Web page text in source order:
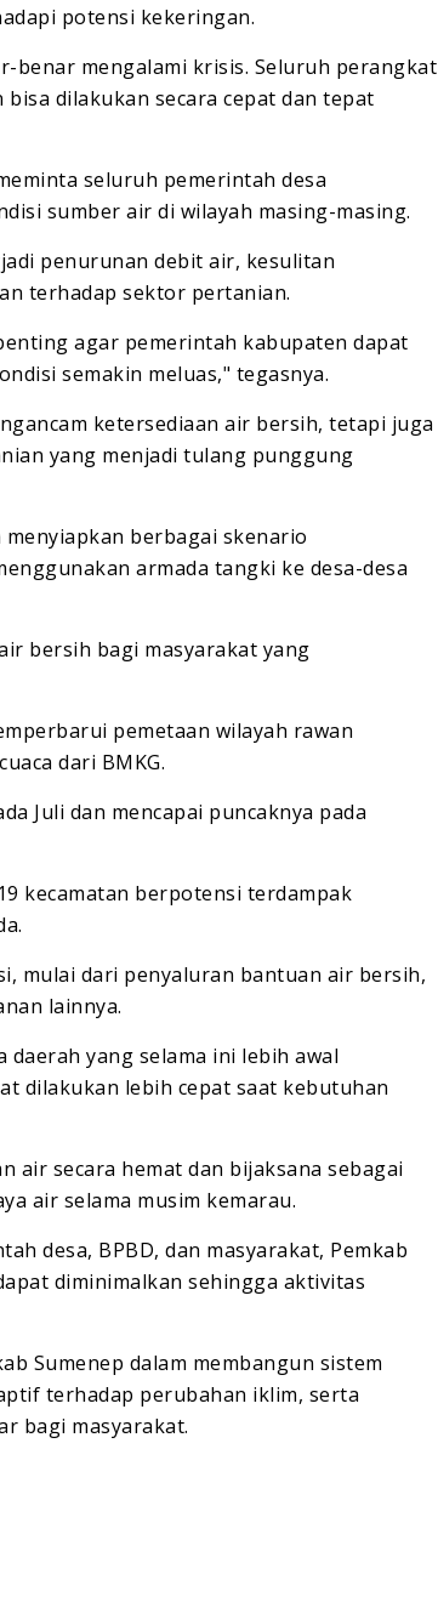
potensi kekeringan.
benar mengalami krisis. Seluruh perangkat
dilakukan secara cepat dan tepat
seluruh pemerintah desa
sumber air di wilayah masing-masing.
penurunan debit air, kesulitan
terhadap sektor pertanian.
agar pemerintah kabupaten dapat
semakin meluas," tegasnya.
ketersediaan air bersih, tetapi juga
yang menjadi tulang punggung
berbagai skenario
armada tangki ke desa-desa
bersih bagi masyarakat yang
pemetaan wilayah rawan
dari BMKG.
Juli dan mencapai puncaknya pada
kecamatan berpotensi terdampak
mulai dari penyaluran bantuan air bersih,
lainnya.
yang selama ini lebih awal
dilakukan lebih cepat saat kebutuhan
air secara hemat dan bijaksana sebagai
air selama musim kemarau.
desa, BPBD, dan masyarakat, Pemkab
diminimalkan sehingga aktivitas
Sumenep dalam membangun sistem
terhadap perubahan iklim, serta
bagi masyarakat.